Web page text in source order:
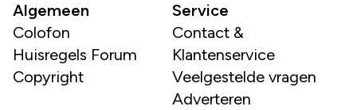
Algemeen
Colofon
Huisregels Forum
Copyright
Service
Contact &
Klantenservice
Veelgestelde vragen
Adverteren